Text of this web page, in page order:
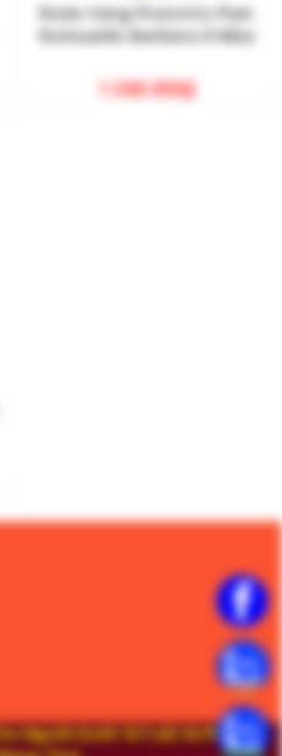
Rượu Vang Prunotto Pian
Romualdo Barbera D’Alba
1.040.000₫
Người Dưới 18 Tuổi Và Phụ Nữ